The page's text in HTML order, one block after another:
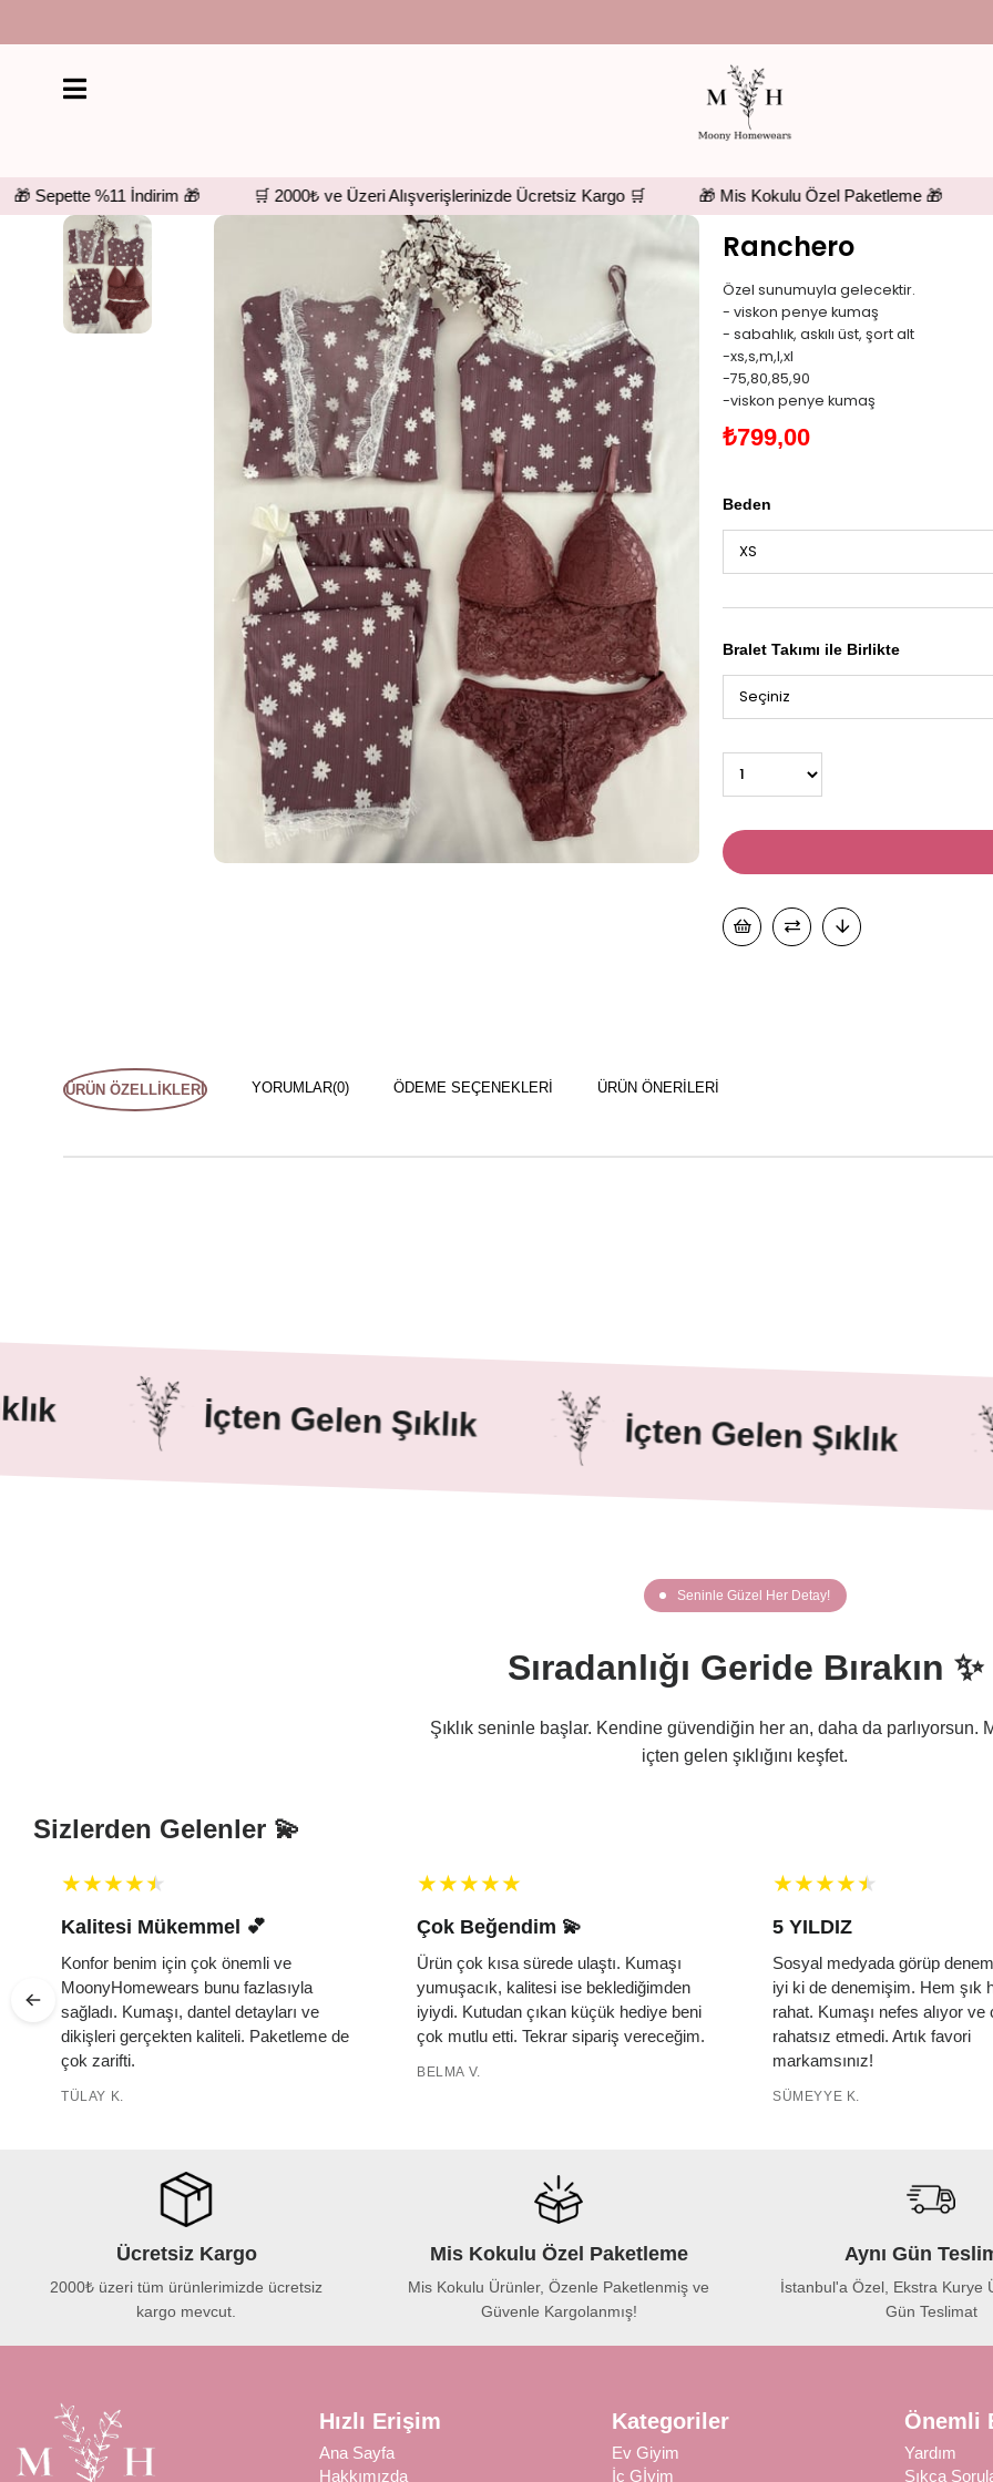
%11 İndirim 🎁 🛒 2000₺ ve Üzeri Alışverişlerinizde Ücretsiz Kargo 🛒 🎁 Mis Kokulu Özel Paketleme 🎁 🎁
Ranchero
Özel sunumuyla gelecektir.
- viskon penye kumaş
- sabahlık, askılı üst, şort alt
-xs,s,m,l,xl
-75,80,85,90
-viskon penye kumaş
₺799,00
Beden
Bralet Takımı ile Birlikte
ÜRÜN ÖZELLIKLERI YORUMLAR(0) ÖDEME SEÇENEKLERI ÜRÜN ÖNERILERI
İçten Gelen Şıklık İçten Gelen Şıklık
Seninle Güzel Her Detay!
Sıradanlığı Geride Bırakın ✨
Şıklık seninle başlar. Kendine güvendiğin her an, daha da parlıyorsun.
içten gelen şıklığını keşfet.
Sizlerden Gelenler 💫
Kalitesi Mükemmel 💕 ️
Konfor benim için çok önemli ve
MoonyHomewears bunu fazlasıyla
sağladı. Kumaşı, dantel detayları ve
dikişleri gerçekten kaliteli. Paketleme de
çok zarifti.
TÜLAY K.
Çok Beğendim 💫
Ürün çok kısa sürede ulaştı. Kumaşı
yumuşacık, kalitesi ise beklediğimden
iyiydi. Kutudan çıkan küçük hediye beni
çok mutlu etti. Tekrar sipariş vereceğim.
BELMA V.
5 YILDIZ
Sosyal medyada görüp
iyi ki de denemişim. Hem şık
rahat. Kumaşı nefes alıyor ve
rahatsız etmedi. Artık favori
markamsınız!
SÜMEYYE K.
Ücretsiz Kargo
2000₺ üzeri tüm ürünlerimizde ücretsiz
kargo mevcut.
Mis Kokulu Özel Paketleme
Mis Kokulu Ürünler, Özenle Paketlenmiş ve
Güvenle Kargolanmış!
Aynı Gün
İstanbul'a Özel, Ekstra Kurye
Gün Teslimat
Hızlı Erişim
Ana Sayfa
Hakkımızda
Kategoriler
Ev Giyim
İç Gİyim
Önemli
Yardım
Sıkça